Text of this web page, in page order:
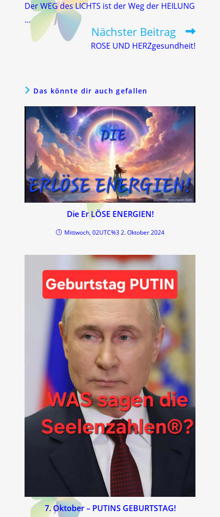
ansehen
Der WEG des LICHTS ist der Weg der HEILUNG
…
Nächster Beitrag
ROSE UND HERZgesundheit!
Das könnte dir auch gefallen
Die Er LÖSE ENERGIEN!
Mittwoch, 02UTC%3 2. Oktober 2024
7. Oktober – PUTINS GEBURTSTAG!